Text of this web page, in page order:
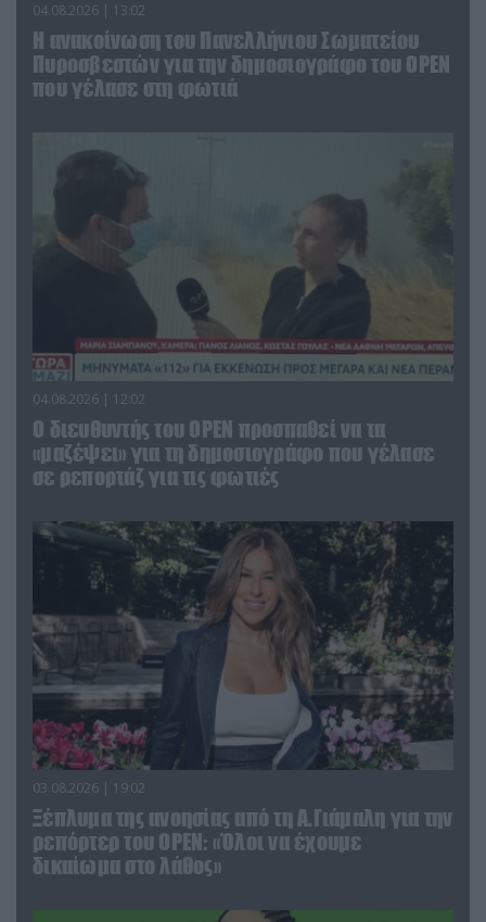
04.08.2026 | 13:02
Η ανακοίνωση του Πανελλήνιου Σωματείου
Πυροσβεστών για την δημοσιογράφο του OPEN
που γέλασε στη φωτιά
04.08.2026 | 12:02
O διευθυντής του OPEN προσπαθεί να τα
«μαζέψει» για τη δημοσιογράφο που γέλασε
σε ρεπορτάζ για τις φωτιές
03.08.2026 | 19:02
Ξέπλυμα της ανοησίας από τη Α.Γιάμαλη για την
ρεπόρτερ του ΟΡΕΝ: «Όλοι να έχουμε
δικαίωμα στο λάθος»